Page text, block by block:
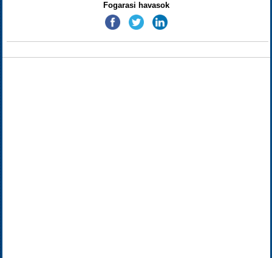
Fogarasi havasok